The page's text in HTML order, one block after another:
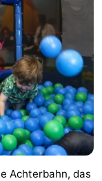
Achterbahn, das